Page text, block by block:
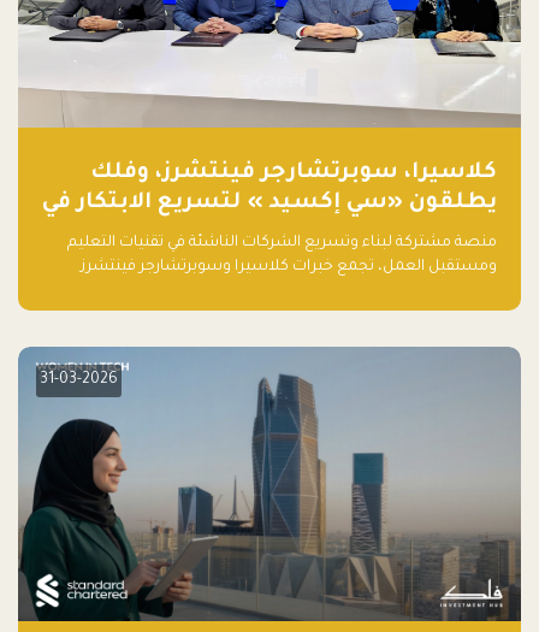
كلاسيرا، سوبرتشارجر فينتشرز، وفلك
يطلقون «سي إكسيد » لتسريع الابتكار في
تقنيات التعليم ومستقبل العمل
منصة مشتركة لبناء وتسريع الشركات الناشئة في تقنيات التعليم
ومستقبل العمل، تجمع خبرات كلاسيرا وسوبرتشارجر فينتشرز
العالمية.
31-03-2026